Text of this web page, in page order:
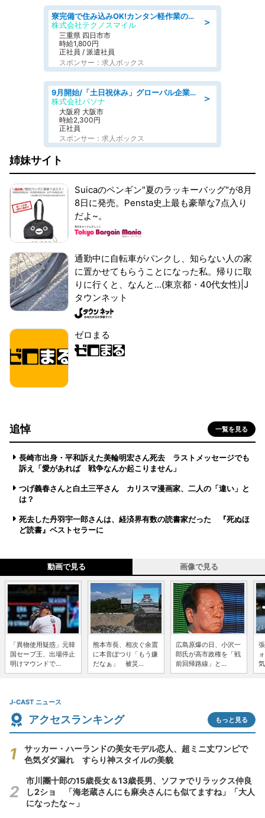
＞
寮完備で住み込みOK!カンタン軽作業のお仕事 denso aichi
株式会社テクノスマイル
三重県 四日市市
時給1,800円
正社員 / 派遣社員
スポンサー：求人ボックス
＞
9月開始/「土日祝休み」グローバル企業での産業保健のお仕事/保健師/高時給/残業なし/服装自由
株式会社パソナ
大阪府 大阪市
時給2,300円
正社員
スポンサー：求人ボックス
姉妹サイト
Suicaのペンギン"夏のラッキーバッグ"が8月
8日に発売。Pensta史上最も豪華な7点入り
だよ~。
通勤中に自転車がパンクし、知らない人の家
に置かせてもらうことになった私。帰りに取
りに行くと、なんと...(東京都・40代女性)|J
タウンネット
ゼロまる
追悼 一覧を見る
長崎市出身・平和訴えた美輪明宏さん死去 ラストメッセージでも
訴え「愛があれば 戦争なんか起こりません」
つげ義春さんと白土三平さん カリスマ漫画家、二人の「違い」と
は？
死去した丹羽宇一郎さんは、経済界有数の読書家だった 『死ぬほ
ど読書』ベストセラーに
動画で見る 画像で見る
「異物使用疑惑」元韓
国セーブ王、出場停止
明けマウンドで...
熊本市長、相次ぐ余震
に本音ぽつり「もう嫌
だなぁ」 被災...
広島原爆の日、小沢一
郎氏が高市政権を「戦
前回帰路線」と...
J-CAST ニュース
アクセスランキング もっと見る
サッカー・ハーランドの美女モデル恋人、超ミニ丈ワンピで
色気ダダ漏れ すらり神スタイルの美貌
市川團十郎の15歳長女＆13歳長男、ソファでリラックス仲良
し2ショ 「海老蔵さんにも麻央さんにも似てますね」「大人
になったな～」